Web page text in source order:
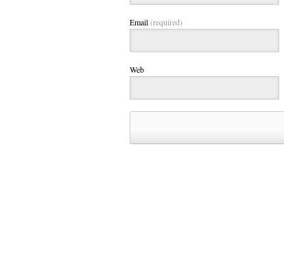
Email(required)
Web